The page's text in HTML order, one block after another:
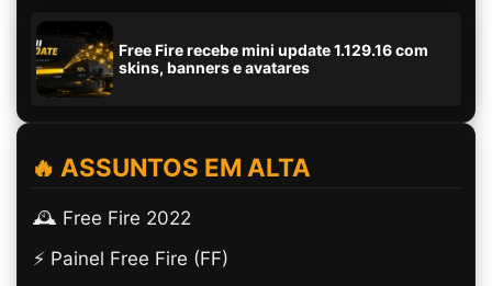
Free Fire recebe mini update 1.129.16 com
skins, banners e avatares
🔥 ASSUNTOS EM ALTA
🕰️ Free Fire 2022
⚡ Painel Free Fire (FF)